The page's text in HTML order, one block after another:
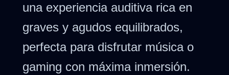
una experiencia auditiva rica en
graves y agudos equilibrados,
perfecta para disfrutar música o
gaming con máxima inmersión.